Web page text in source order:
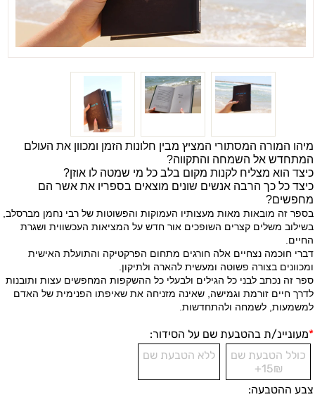
מיהו המורה המסתורי המציץ מבין חלונות הזמן ומכוון את העולם
המתחדש אל השמחה והתקווה?
כיצד הוא מצליח לקנות מקום בלב כל מי שמטה לו אוזן?
כיצד כל כך הרבה אנשים שונים מוצאים בספריו את אשר הם
מחפשים?
בספר זה מובאות מאות מעצותיו העמוקות והפשוטות של רבי נחמן מברסלב,
בשילוב משלים קצרים השופכים אור חדש על המציאות העכשווית ושגרת
החיים.
דברי חוכמה נצחיים אלה חורגים מתחום הפרקטיקה והתועלת האישית
ומכוונים בצורה פשוטה ומעשית להארה ולתיקון.
ספר זה נכתב לבני כל הגילים ולבעלי כל ההשקפות המחפשים עצות ותובנות
לדרך חיים זורמת וגמישה, שאינה מזניחה את שאיפתו הפנימית של האדם
למשמעות, לשמחה ולהתחדשות.
*מעוניינ/ת בהטבעת שם על הסידור:
כולל הטבעת שם
15₪+
ללא הטבעת שם
צבע ההטבעה: